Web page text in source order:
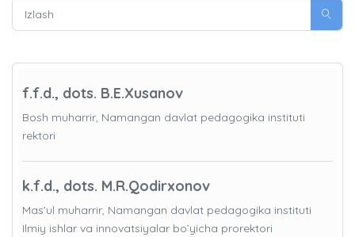
f.f.d., dots. B.E.Xusanov
Bosh muharrir, Namangan davlat pedagogika instituti
rektori
k.f.d., dots. M.R.Qodirxonov
Mas’ul muharrir, Namangan davlat pedagogika instituti
Ilmiy ishlar va innovatsiyalar bo’yicha prorektori